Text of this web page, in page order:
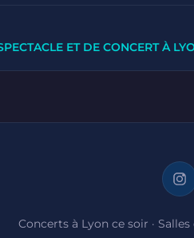
ET DE CONCERT À
Concerts à Lyon ce soir ·